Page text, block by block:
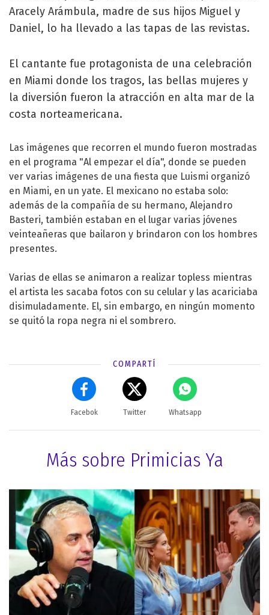
Aracely Arámbula, madre de sus hijos Miguel y
Daniel, lo ha llevado a las tapas de las revistas.
El cantante fue protagonista de una celebración
en Miami donde los tragos, las bellas mujeres y
la diversión fueron la atracción en alta mar de la
costa norteamericana.
Las imágenes que recorren el mundo fueron mostradas
en el programa "Al empezar el día", donde se pueden
ver varias imágenes de una fiesta que Luismi organizó
en Miami, en un yate. El mexicano no estaba solo:
además de la compañía de su hermano, Alejandro
Basteri, también estaban en el lugar varias jóvenes
veinteañeras que bailaron y brindaron con los hombres
presentes.
Varias de ellas se animaron a realizar topless mientras
el artista les sacaba fotos con su celular y las acariciaba
disimuladamente. El, sin embargo, en ningún momento
se quitó la ropa negra ni el sombrero.
COMPARTÍ
Facebok Twitter Whatsapp
Más sobre Primicias Ya